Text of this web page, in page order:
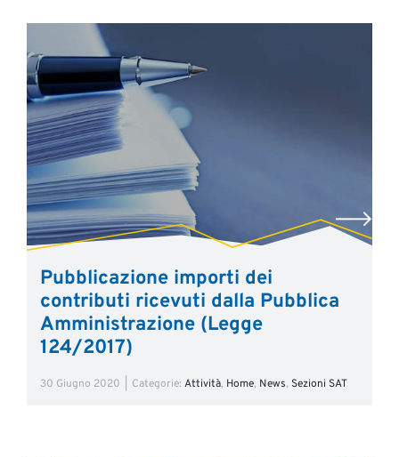
Pubblicazione importi dei
contributi ricevuti dalla Pubblica
Amministrazione (Legge
124/2017)
30 Giugno 2020 Categorie: Attività, Home, News, Sezioni SAT